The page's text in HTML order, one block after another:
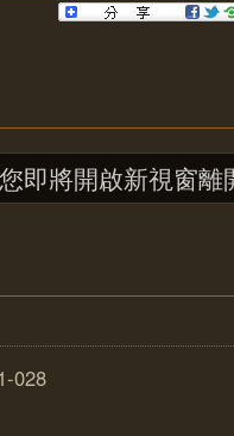
即將開啟新視窗離
028